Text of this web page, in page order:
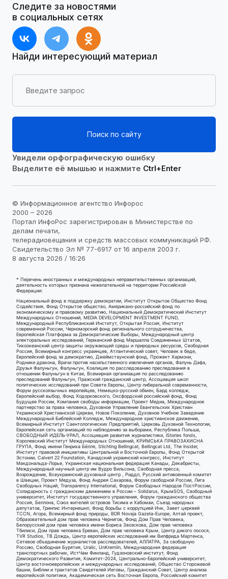
Следите за новостями
в социальных сетях
Найди интересующий материал
Поиск по сайту
Увидели орфографическую ошибку
Выделите её мышью и нажмите Ctrl+Enter
© Информационное агентство Инфорос
2000 – 2026
Портал ИнфоРос зарегистрирован в Министерстве по
делам печати,
телерадиовещания и средств массовых коммуникаций РФ.
Свидетельство Эл № 77-6917 от 16 апреля 2003 г.
8 августа 2026 / 16:26